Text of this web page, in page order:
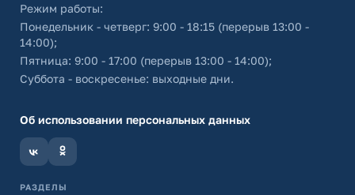
Режим работы:
Понедельник - четверг: 9:00 - 18:15 (перерыв 13:00 -
14:00);
Пятница: 9:00 - 17:00 (перерыв 13:00 - 14:00);
Суббота - воскресенье: выходные дни.
Об использовании персональных данных
РАЗДЕЛЫ